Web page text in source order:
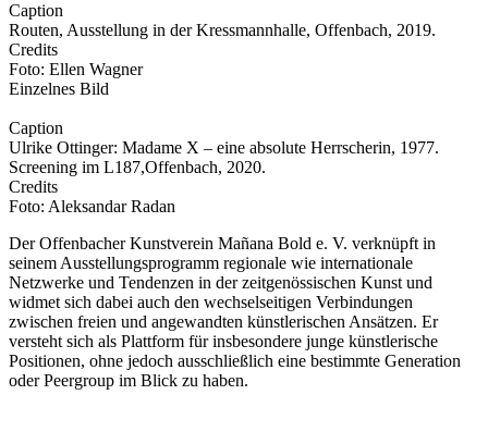
Caption
Routen, Ausstellung in der Kressmannhalle, Offenbach, 2019.
Credits
Foto: Ellen Wagner
Einzelnes Bild
Caption
Ulrike Ottinger: Madame X – eine absolute Herrscherin, 1977.
Screening im L187,Offenbach, 2020.
Credits
Foto: Aleksandar Radan
Der Offenbacher Kunstverein Mañana Bold e. V. verknüpft in
seinem Ausstellungsprogramm regionale wie internationale
Netzwerke und Tendenzen in der zeitgenössischen Kunst und
widmet sich dabei auch den wechselseitigen Verbindungen
zwischen freien und angewandten künstlerischen Ansätzen. Er
versteht sich als Plattform für insbesondere junge künstlerische
Positionen, ohne jedoch ausschließlich eine bestimmte Generation
oder Peergroup im Blick zu haben.